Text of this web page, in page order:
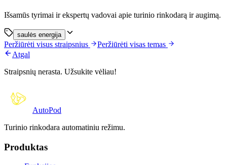
Išsamūs tyrimai ir ekspertų vadovai apie turinio rinkodarą ir augimą.
saulės energija
Peržiūrėti visus straipsnius
Peržiūrėti visas temas
Atgal
Straipsnių nerasta. Užsukite vėliau!
AutoPod
Turinio rinkodara automatiniu režimu.
Produktas